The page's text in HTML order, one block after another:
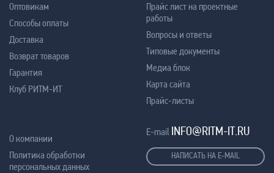
Оптовикам
Способы оплаты
Доставка
Возврат товаров
Гарантия
Клуб РИТМ-ИТ
Прайс лист на проектные
работы
Вопросы и ответы
Типовые документы
Медиа блок
Карта сайта
Прайс-листы
О компании
Политика обработки
персональных данных
E-mail INFO@RITM-IT.RU
НАПИСАТЬ НА E-MAIL